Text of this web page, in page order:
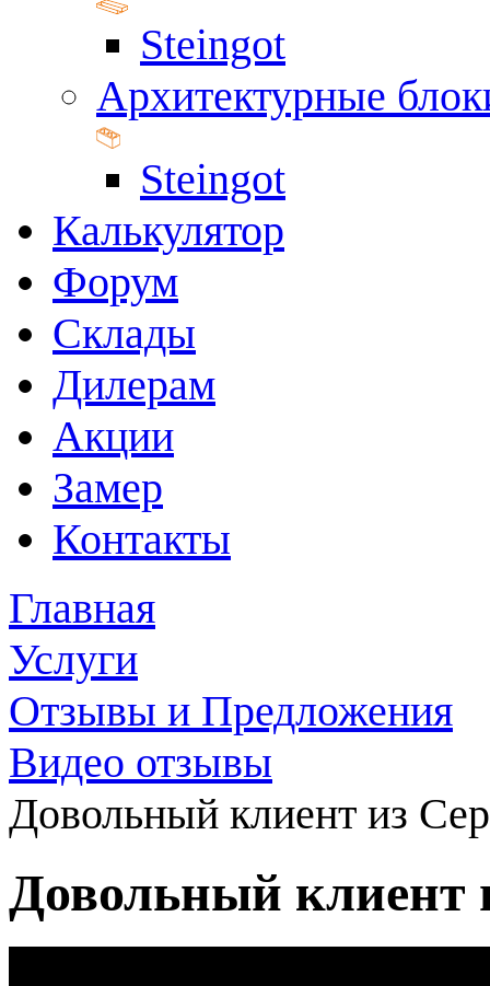
Steingot
Архитектурные
Steingot
Калькулятор
Форум
Склады
Дилерам
Акции
Замер
Контакты
Главная
Услуги
Отзывы и Предложения
Видео отзывы
Довольный клиент из
Довольный клиент